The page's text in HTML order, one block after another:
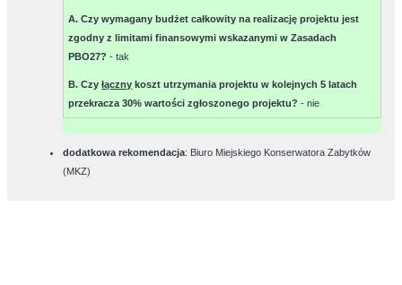
A. Czy wymagany budżet całkowity na realizację projektu jest
zgodny z limitami finansowymi wskazanymi w Zasadach
PBO27?-tak
B. Czyłączny koszt utrzymania projektu w kolejnych 5 latach
przekracza 30% wartości zgłoszonego projektu?-nie
dodatkowa rekomendacja: Biuro Miejskiego Konserwatora Zabytków
(MKZ)